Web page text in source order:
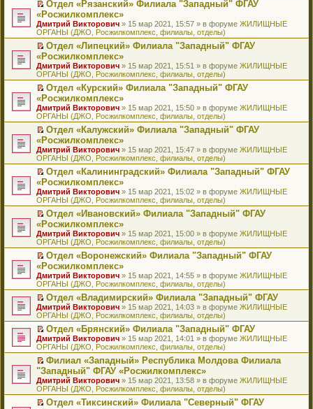
е
н
ю
с
о
б
щ
е
н
ю
н
н
м
у
с
о
б
щ
е
н
ю
о
ч
т
а
н
н
м
у
с
о
б
щ
е
н
ю
у
н
п
р
о
ч
т
а
н
н
м
у
с
о
б
щ
е
н
ю
е
р
о
м
у
н
п
р
о
ч
т
а
н
н
м
у
с
о
б
щ
е
н
ю
й
т
к
п
е
р
о
м
у
н
п
р
о
ч
т
а
н
н
м
у
с
о
б
щ
е
н
ю
П
р
е
й
т
к
п
е
р
о
м
у
н
п
р
о
ч
т
а
н
н
м
у
с
о
б
щ
е
н
и
ю
Отдел «Рязанский» Филиала "Западный" ФГАУ
«Росжилкомплекс»
Дмитрий Викторович » 15 мар 2021, 15:57 » в форуме ЖИЛИЩНЫЕ
ОРГАНЫ (ДЖО, Росжилкомплекс, филиалы, отделы)
П
р
е
й
т
к
п
е
р
о
м
у
н
п
р
о
ч
т
а
н
н
м
у
с
о
о
б
щ
е
н
и
ю
Отдел «Липецкий» Филиала "Западный" ФГАУ
«Росжилкомплекс»
Дмитрий Викторович » 15 мар 2021, 15:51 » в форуме ЖИЛИЩНЫЕ
ОРГАНЫ (ДЖО, Росжилкомплекс, филиалы, отделы)
П
р
е
й
т
к
п
е
р
о
м
у
н
п
р
о
ч
т
а
н
н
о
м
у
с
о
о
б
щ
е
н
и
ю
Отдел «Курский» Филиала "Западный" ФГАУ
«Росжилкомплекс»
Дмитрий Викторович » 15 мар 2021, 15:50 » в форуме ЖИЛИЩНЫЕ
ОРГАНЫ (ДЖО, Росжилкомплекс, филиалы, отделы)
П
р
е
й
т
к
п
е
р
о
м
у
н
п
р
о
ч
и
т
а
н
н
о
м
у
с
о
о
б
Отдел «Калужский» Филиала "Западный" ФГАУ
«Росжилкомплекс»
Дмитрий Викторович » 15 мар 2021, 15:47 » в форуме ЖИЛИЩНЫЕ
ОРГАНЫ (ДЖО, Росжилкомплекс, филиалы, отделы)
П
р
е
й
т
к
п
е
р
о
м
у
н
е
п
р
о
ч
и
т
а
н
н
о
м
Отдел «Калининградский» Филиала "Западный" ФГАУ
«Росжилкомплекс»
Дмитрий Викторович » 15 мар 2021, 15:02 » в форуме ЖИЛИЩНЫЕ
ОРГАНЫ (ДЖО, Росжилкомплекс, филиалы, отделы)
П
р
е
й
т
к
п
е
р
в
о
м
у
н
е
п
р
о
ч
и
т
Отдел «Ивановский» Филиала "Западный" ФГАУ
«Росжилкомплекс»
Дмитрий Викторович » 15 мар 2021, 15:00 » в форуме ЖИЛИЩНЫЕ
ОРГАНЫ (ДЖО, Росжилкомплекс, филиалы, отделы)
П
р
е
й
т
и
к
п
е
р
в
о
м
у
н
е
п
Отдел «Воронежский» Филиала "Западный" ФГАУ
«Росжилкомплекс»
Дмитрий Викторович » 15 мар 2021, 14:55 » в форуме ЖИЛИЩНЫЕ
ОРГАНЫ (ДЖО, Росжилкомплекс, филиалы, отделы)
П
е
р
е
й
т
и
к
п
е
р
в
о
Отдел «Владимирский» Филиала "Западный" ФГАУ
Дмитрий Викторович » 15 мар 2021, 14:03 » в форуме ЖИЛИЩНЫЕ
ОРГАНЫ (ДЖО, Росжилкомплекс, филиалы, отделы)
П
е
р
е
й
т
и
к
п
Отдел «Брянский» Филиала "Западный" ФГАУ
Дмитрий Викторович » 15 мар 2021, 14:01 » в форуме ЖИЛИЩНЫЕ
ОРГАНЫ (ДЖО, Росжилкомплекс, филиалы, отделы)
П
е
р
е
й
Филиал «Западный» Республика Молдова Филиала
"Западный" ФГАУ «Росжилкомплекс»
Дмитрий Викторович » 15 мар 2021, 13:58 » в форуме ЖИЛИЩНЫЕ
ОРГАНЫ (ДЖО, Росжилкомплекс, филиалы, отделы)
Отдел «Тиксинский» Филиала "Северный" ФГАУ